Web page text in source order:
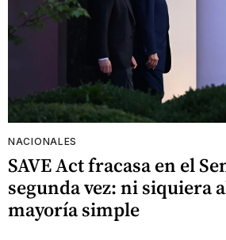
NACIONALES
SAVE Act fracasa en el
segunda vez: ni siquiera
mayoría simple